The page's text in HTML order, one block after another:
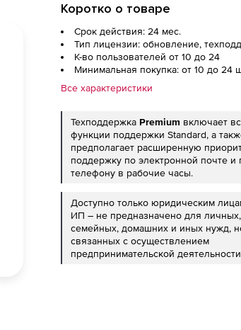
Коротко о товаре
Срок действия: 24 мес.
Тип лицензии: обновление,
К-во пользователей от 10 до 24
Минимальная покупка: от 10 до 24
Все характеристики
Техподдержка Premium включает
функции поддержки Standard, а
предполагает расширенную
поддержку по электронной почте и
телефону в рабочие часы.
Доступно только юридическим
ИП – не предназначено для личных,
семейных, домашних и иных нужд,
связанных с осуществлением
предпринимательской деятельности